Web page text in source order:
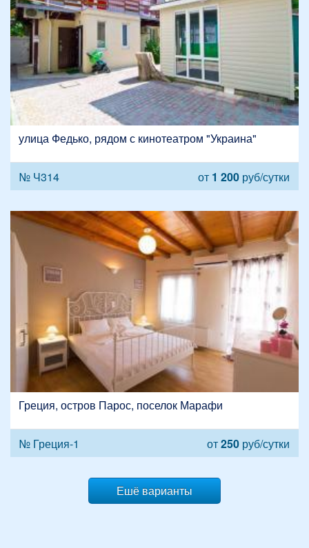
улица Федько, рядом с кинотеатром "Украина"
№ Ч314 от 1 200 руб/сутки
Греция, остров Парос, поселок Марафи
№ Греция-1 от250 руб/сутки
Ешё варианты